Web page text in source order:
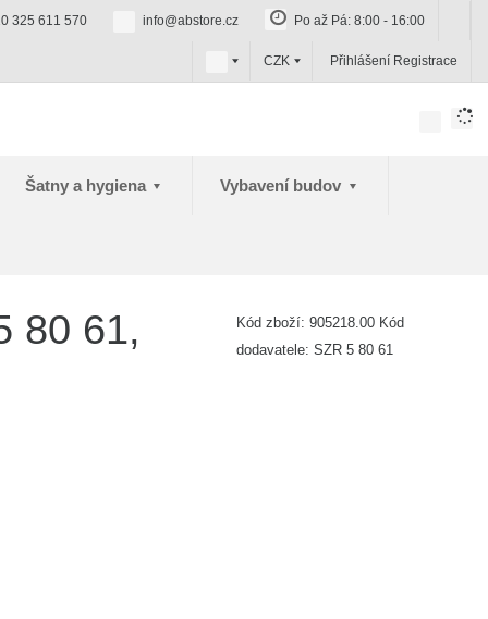
325 611 570 info@abstore.cz Po až Pá: 8:00 - 16:00
c
z
CZK Přihlášení Registrace
Šatny a hygiena Vybavení budov
80 61,
Kód zboží: 905218.00 Kód
dodavatele: SZR 5 80 61